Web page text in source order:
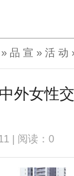
» 品 宣 »活 动
外女性
| 阅读：0